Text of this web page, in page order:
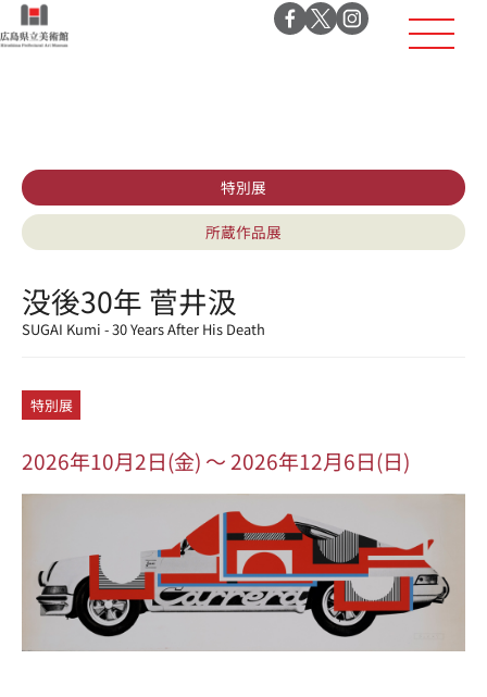
特別展
所蔵作品展
没後30年 菅井汲
SUGAI Kumi - 30 Years After His Death
特別展
2026年10月2日(金) ～ 2026年12月6日(日)